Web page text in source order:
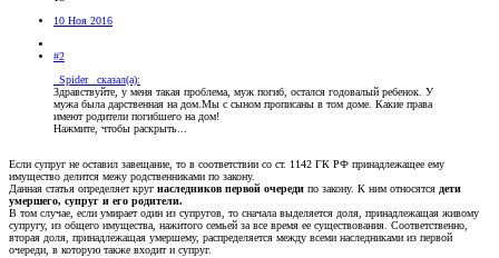
10 Ноя 2016
#2
_Spider_ сказал(а):
Здравствуйте, у меня такая проблема, муж погиб, остался годовалый ребенок. У
мужа была дарственная на дом.Мы с сыном прописаны в том доме. Какие права
имеют родители погибшего на дом!
Нажмите, чтобы раскрыть...
Если супруг не оставил завещание, то в соответствии со ст. 1142 ГК РФ принадлежащее ему
имущество делится межу родственниками по закону.
Данная статья определяет круг наследников первой очереди по закону. К ним относятся дети
умершего, супруг и его родители.
В том случае, если умирает один из супругов, то сначала выделяется доля, принадлежащая живому
супругу, из общего имущества, нажитого семьей за все время ее существования. Соответственно,
вторая доля, принадлежащая умершему, распределяется между всеми наследниками из первой
очереди, в которую также входит и супруг.